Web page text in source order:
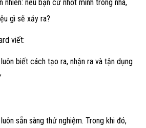
nhiên: nếu bạn cứ nhốt mình trong nhà,
gì sẽ xảy ra?
viết:
biết cách tạo ra, nhận ra và tận dụng
sẵn sàng thử nghiệm. Trong khi đó,